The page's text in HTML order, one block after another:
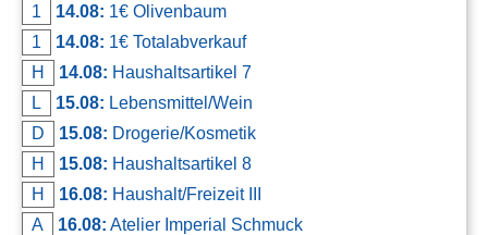
1
14.08: 1€ Olivenbaum
1
14.08: 1€ Totalabverkauf
H
14.08: Haushaltsartikel 7
L
15.08: Lebensmittel/Wein
D
15.08: Drogerie/Kosmetik
H
15.08: Haushaltsartikel 8
H
16.08: Haushalt/Freizeit III
A
16.08: Atelier Imperial Schmuck